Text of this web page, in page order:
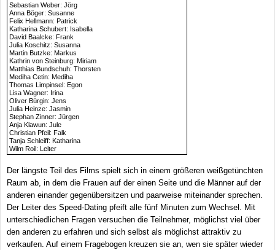
Sebastian Weber: Jörg
Anna Böger: Susanne
Felix Hellmann: Patrick
Katharina Schubert: Isabella
David Baalcke: Frank
Julia Koschitz: Susanna
Martin Butzke: Markus
Kathrin von Steinburg: Miriam
Matthias Bundschuh: Thorsten
Mediha Cetin: Mediha
Thomas Limpinsel: Egon
Lisa Wagner: Irina
Oliver Bürgin: Jens
Julia Heinze: Jasmin
Stephan Zinner: Jürgen
Anja Klawun: Jule
Christian Pfeil: Falk
Tanja Schleiff: Katharina
Wilm Roil: Leiter
Der längste Teil des Films spielt sich in einem größeren weißgetünchten
Raum ab, in dem die Frauen auf der einen Seite und die Männer auf der
anderen einander gegenübersitzen und paarweise miteinander sprechen.
Der Leiter des Speed-Dating pfeift alle fünf Minuten zum Wechsel. Mit
unterschiedlichen Fragen versuchen die Teilnehmer, möglichst viel über
den anderen zu erfahren und sich selbst als möglichst attraktiv zu
verkaufen. Auf einem Fragebogen kreuzen sie an, wen sie später wieder